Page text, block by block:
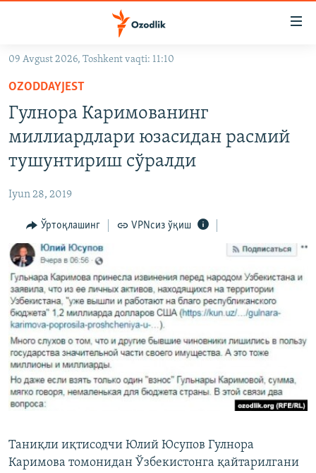
Асосий
навигацияга
ўтинг
Қидиришга
ўтинг
OZODARXIV
На русском
ИЖТИМОИЙ ТАРМОҚЛАР
Озодлик бошқа тилларда
09 Avgust 2026, Toshkent vaqti: 11:10
OZODDAYJEST
Гулнора Каримованинг
миллиардлари юзасидан расмий
тушунтириш сўралди
Iyun 28, 2019
Ўртоқлашинг VPNсиз ўқиш
Таниқли иқтисодчи Юлий Юсупов Гулнора
Каримова томонидан Ўзбекистонга қайтарилгани